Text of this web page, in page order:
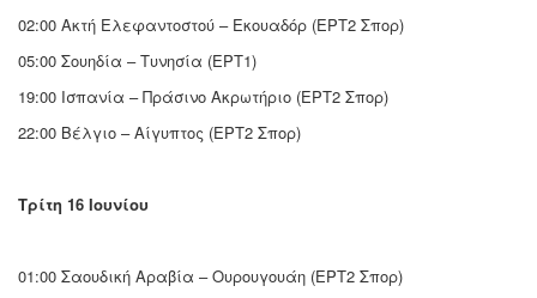
02:00 Ακτή Ελεφαντοστού – Εκουαδόρ (ΕΡΤ2 Σπορ)
05:00 Σουηδία – Τυνησία (ΕΡΤ1)
19:00 Ισπανία – Πράσινο Ακρωτήριο (ΕΡΤ2 Σπορ)
22:00 Βέλγιο – Αίγυπτος (ΕΡΤ2 Σπορ)
Τρίτη 16 Ιουνίου
01:00 Σαουδική Αραβία – Ουρουγουάη (ΕΡΤ2 Σπορ)